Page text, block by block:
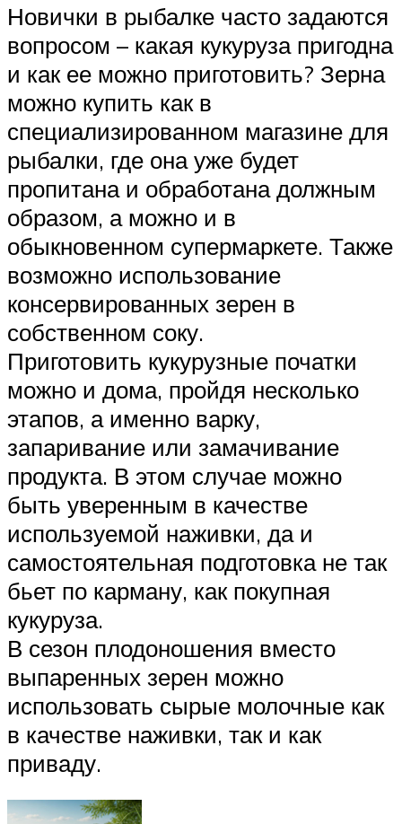
Новички в рыбалке часто задаются
вопросом – какая кукуруза пригодна
и как ее можно приготовить? Зерна
можно купить как в
специализированном магазине для
рыбалки, где она уже будет
пропитана и обработана должным
образом, а можно и в
обыкновенном супермаркете. Также
возможно использование
консервированных зерен в
собственном соку.
Приготовить кукурузные початки
можно и дома, пройдя несколько
этапов, а именно варку,
запаривание или замачивание
продукта. В этом случае можно
быть уверенным в качестве
используемой наживки, да и
самостоятельная подготовка не так
бьет по карману, как покупная
кукуруза.
В сезон плодоношения вместо
выпаренных зерен можно
использовать сырые молочные как
в качестве наживки, так и как
приваду.